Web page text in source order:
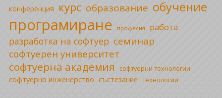
конференция курс образование обучение
програмиране професия работа
разработка на софтуер семинар
софтуерен университет
софтуерна академия софтуерни технологии
софтуерно инженерство състезание технологии